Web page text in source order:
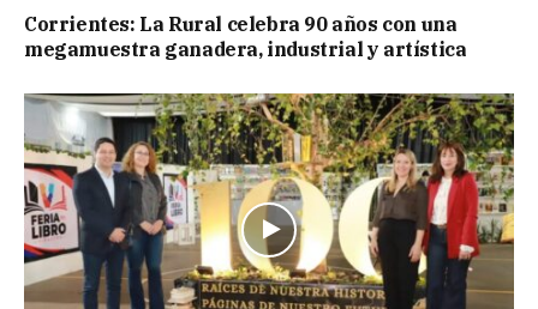
Corrientes: La Rural celebra 90 años con una
megamuestra ganadera, industrial y artística